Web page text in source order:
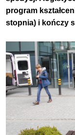
program
stopnia) i kończy